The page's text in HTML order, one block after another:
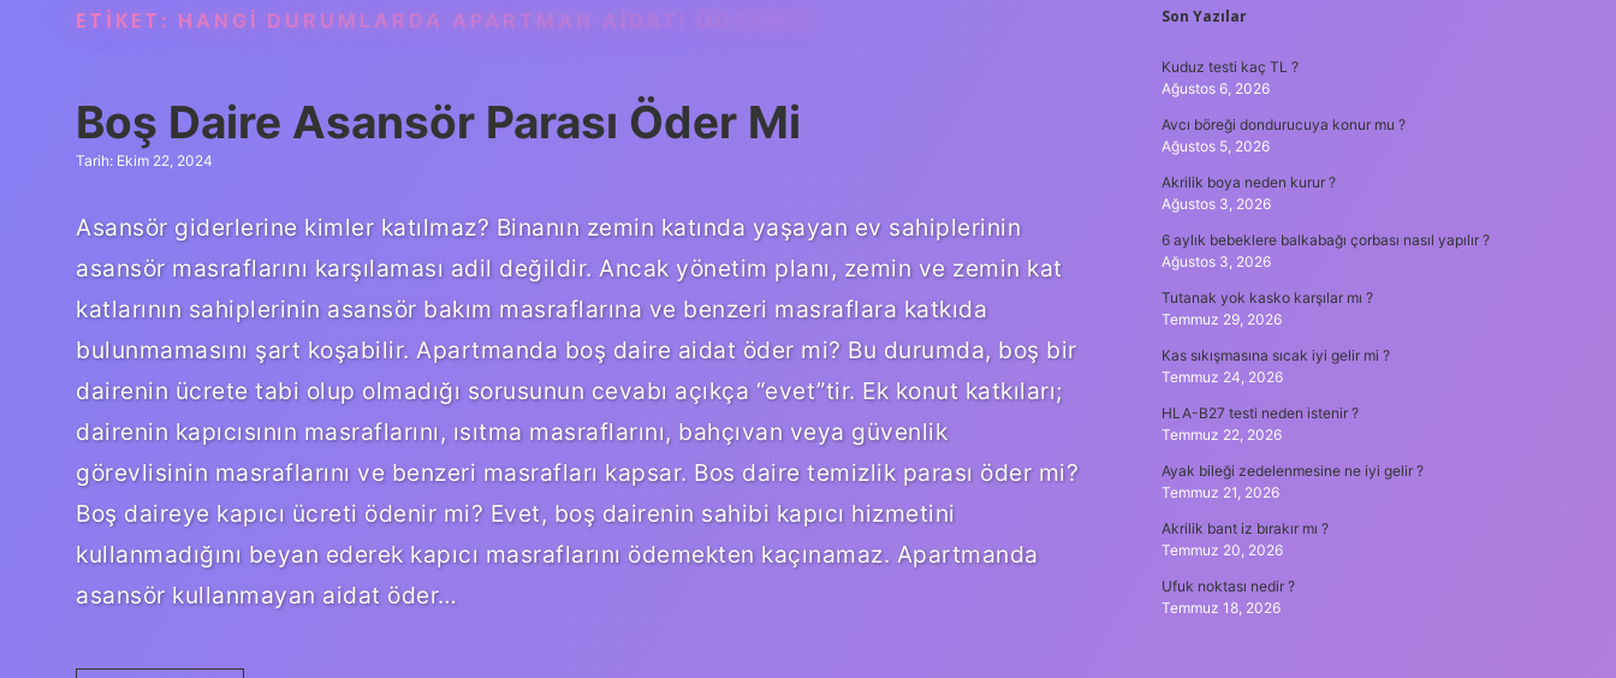
ETIKET: HANGI DURUMLARDA APARTMAN AIDATI ÖDENMEZ
Boş Daire Asansör Parası Öder Mi
Tarih: Ekim 22, 2024
Asansör giderlerine kimler katılmaz? Binanın zemin katında yaşayan ev sahiplerinin
asansör masraflarını karşılaması adil değildir. Ancak yönetim planı, zemin ve zemin kat
katlarının sahiplerinin asansör bakım masraflarına ve benzeri masraflara katkıda
bulunmamasını şart koşabilir. Apartmanda boş daire aidat öder mi? Bu durumda, boş bir
dairenin ücrete tabi olup olmadığı sorusunun cevabı açıkça “evet”tir. Ek konut katkıları;
dairenin kapıcısının masraflarını, ısıtma masraflarını, bahçıvan veya güvenlik
görevlisinin masraflarını ve benzeri masrafları kapsar. Bos daire temizlik parası öder mi?
Boş daireye kapıcı ücreti ödenir mi? Evet, boş dairenin sahibi kapıcı hizmetini
kullanmadığını beyan ederek kapıcı masraflarını ödemekten kaçınamaz. Apartmanda
asansör kullanmayan aidat öder…
SIDEBAR
Son Yazılar
Kuduz testi kaç TL ?
Ağustos 6, 2026
Avcı böreği dondurucuya konur mu ?
Ağustos 5, 2026
Akrilik boya neden kurur ?
Ağustos 3, 2026
6 aylık bebeklere balkabağı çorbası nasıl yapılır ?
Ağustos 3, 2026
Tutanak yok kasko karşılar mı ?
Temmuz 29, 2026
Kas sıkışmasına sıcak iyi gelir mi ?
Temmuz 24, 2026
HLA-B27 testi neden istenir ?
Temmuz 22, 2026
Ayak bileği zedelenmesine ne iyi gelir ?
Temmuz 21, 2026
Akrilik bant iz bırakır mı ?
Temmuz 20, 2026
Ufuk noktası nedir ?
Temmuz 18, 2026